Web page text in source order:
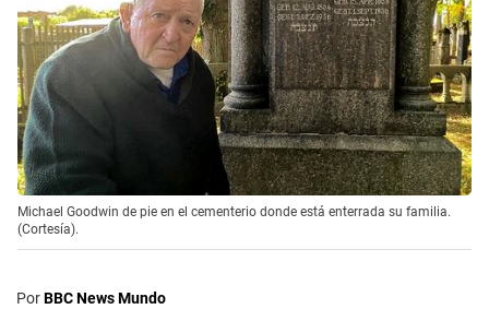
Michael Goodwin de pie en el cementerio donde está enterrada su familia.
(Cortesía).
PorBBC News Mundo